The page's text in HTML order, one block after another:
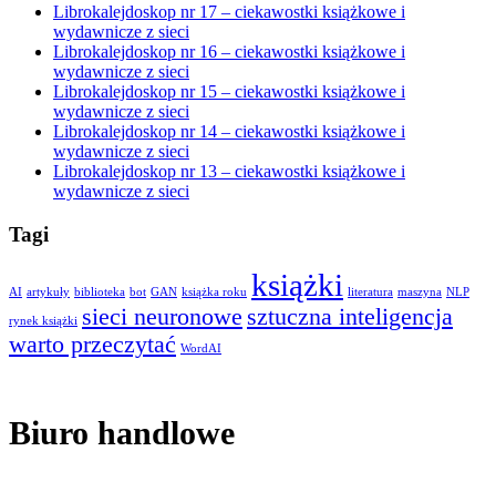
Librokalejdoskop nr 17 – ciekawostki książkowe i
wydawnicze z sieci
Librokalejdoskop nr 16 – ciekawostki książkowe i
wydawnicze z sieci
Librokalejdoskop nr 15 – ciekawostki książkowe i
wydawnicze z sieci
Librokalejdoskop nr 14 – ciekawostki książkowe i
wydawnicze z sieci
Librokalejdoskop nr 13 – ciekawostki książkowe i
wydawnicze z sieci
Tagi
AI artykuły biblioteka bot GAN książka roku książki literatura maszyna NLP
rynek książki sieci neuronowe sztuczna inteligencja
warto przeczytać WordAI
Biuro handlowe